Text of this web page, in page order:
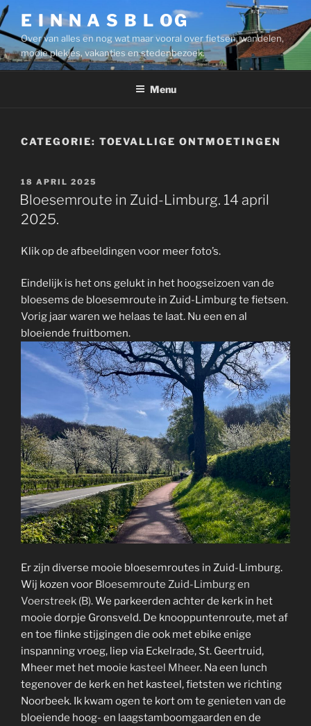
Ga
naar
de
inhoud
E I N N A S B L OG
Over van alles en nog wat maar vooral over fietsen, wandelen,
mooie plekjes, vakanties en stedenbezoek.
Menu
CATEGORIE: TOEVALLIGE ONTMOETINGEN
GEPLAATST
OP
18 APRIL 2025
Bloesemroute in Zuid-Limburg. 14 april
2025.
Klik op de afbeeldingen voor meer foto’s.
Eindelijk is het ons gelukt in het hoogseizoen van de
bloesems de bloesemroute in Zuid-Limburg te fietsen.
Vorig jaar waren we helaas te laat. Nu een en al
bloeiende fruitbomen.
Er zijn diverse mooie bloesemroutes in Zuid-Limburg.
Wij kozen voor Bloesemroute Zuid-Limburg en
Voerstreek (B). We parkeerden achter de kerk in het
mooie dorpje Gronsveld. De knooppuntenroute, met af
en toe flinke stijgingen die ook met ebike enige
inspanning vroeg, liep via Eckelrade, St. Geertruid,
Mheer met het mooie kasteel Mheer. Na een lunch
tegenover de kerk en het kasteel, fietsten we richting
Noorbeek. Ik kwam ogen te kort om te genieten van de
bloeiende hoog- en laagstamboomgaarden en de